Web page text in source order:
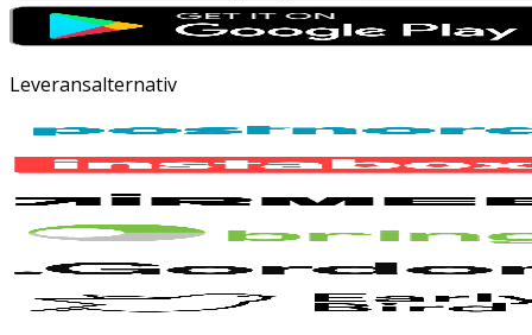
Leveransalternativ